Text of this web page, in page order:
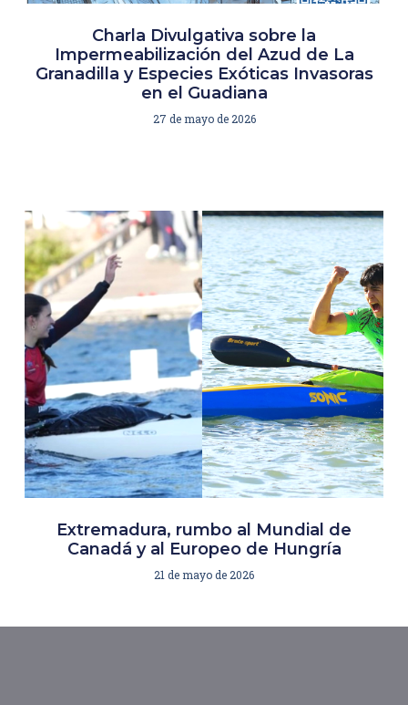
Charla Divulgativa sobre la
Impermeabilización del Azud de La
Granadilla y Especies Exóticas Invasoras
en el Guadiana
27 de mayo de 2026
Extremadura, rumbo al Mundial de
Canadá y al Europeo de Hungría
21 de mayo de 2026